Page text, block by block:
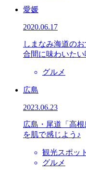
愛媛
2020.06.17
しまなみ海道の
合間に味わいた
グルメ
広島
2023.06.23
広島・尾道「高
を肌で感じよう♪
観光スポット
グルメ